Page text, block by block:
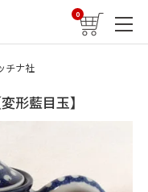
0
チナ社
形藍目玉】